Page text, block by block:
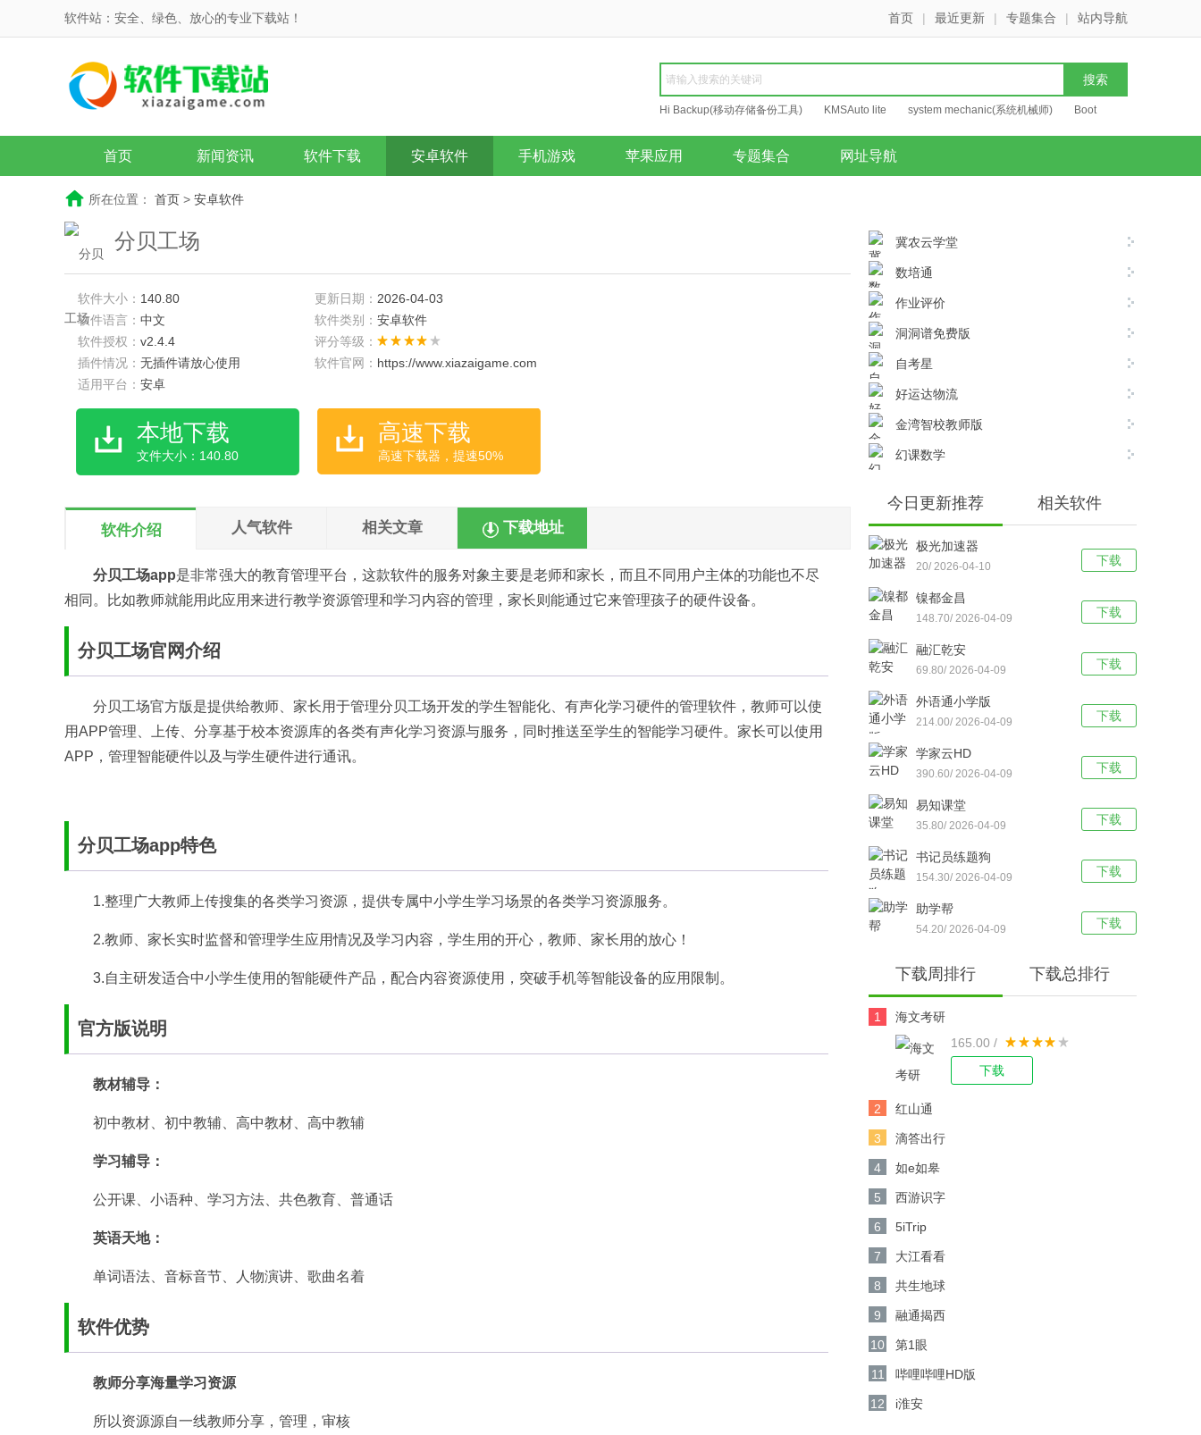
软件站：安全、绿色、放心的专业下载站！ 首页 | 最近更新 | 专题集合 | 站内导航
Hi Backup(移动存储备份工具) KMSAuto lite system mechanic(系统机械师) Boot
Repair
首页 新闻资讯 软件下载 安卓软件 手机游戏 苹果应用 专题集合 网址导航
所在位置： 首页 > 安卓软件
分贝工场
软件大小： 140.80 更新日期： 2026-04-03
软件语言： 中文 软件类别： 安卓软件
软件授权： v2.4.4
评分等级：
插件情况： 无插件请放心使用 软件官网： https://www.xiazaigame.com
适用平台： 安卓
本地下载
文件大小：140.80
高速下载
高速下载器，提速50%
软件介绍 人气软件 相关文章 下载地址
分贝工场app是非常强大的教育管理平台，这款软件的服务对象主要是老师和家长，而且不同用户主体的功能也不尽
相同。比如教师就能用此应用来进行教学资源管理和学习内容的管理，家长则能通过它来管理孩子的硬件设备。
分贝工场官网介绍
分贝工场官方版是提供给教师、家长用于管理分贝工场开发的学生智能化、有声化学习硬件的管理软件，教师可以使
用APP管理、上传、分享基于校本资源库的各类有声化学习资源与服务，同时推送至学生的智能学习硬件。家长可以使用
APP，管理智能硬件以及与学生硬件进行通讯。
分贝工场app特色
1.整理广大教师上传搜集的各类学习资源，提供专属中小学生学习场景的各类学习资源服务。
2.教师、家长实时监督和管理学生应用情况及学习内容，学生用的开心，教师、家长用的放心！
3.自主研发适合中小学生使用的智能硬件产品，配合内容资源使用，突破手机等智能设备的应用限制。
官方版说明
教材辅导：
初中教材、初中教辅、高中教材、高中教辅
学习辅导：
公开课、小语种、学习方法、共色教育、普通话
英语天地：
单词语法、音标音节、人物演讲、歌曲名着
软件优势
教师分享海量学习资源
所以资源源自一线教师分享，管理，审核
冀农云学堂
数培通
作业评价
洞洞谱免费版
自考星
好运达物流
金湾智校教师版
幻课数学
今日更新推荐 相关软件
下载
极光加速器
20/ 2026-04-10
下载
镍都金昌
148.70/ 2026-04-09
下载
融汇乾安
69.80/ 2026-04-09
下载
外语通小学版
214.00/ 2026-04-09
下载
学家云HD
390.60/ 2026-04-09
下载
易知课堂
35.80/ 2026-04-09
下载
书记员练题狗
154.30/ 2026-04-09
下载
助学帮
54.20/ 2026-04-09
下载周排行 下载总排行
1
海文考研
165.00 /
下载
2 红山通
3 滴答出行
4 如e如皋
5 西游识字
6 5iTrip
7 大江看看
8 共生地球
9 融通揭西
10 第1眼
11 哔哩哔哩HD版
12 i淮安